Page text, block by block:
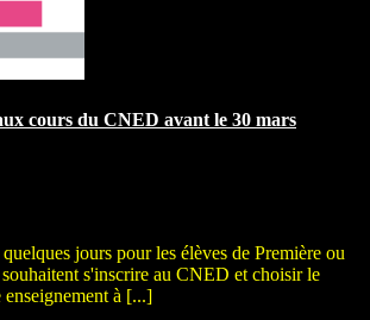
cours du CNED avant le 30 mars
jours pour les élèves de Première ou
s'inscrire au CNED et choisir le
à [...]